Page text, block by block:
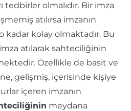
tedbirler olmalıdır. Bir imza
atılırsa imzanın
kadar kolay olmaktadır. Bu
atılarak sahteciliğinin
Özellikle de basit ve
gelişmiş, içerisinde kişiye
içeren imzanın
meydana